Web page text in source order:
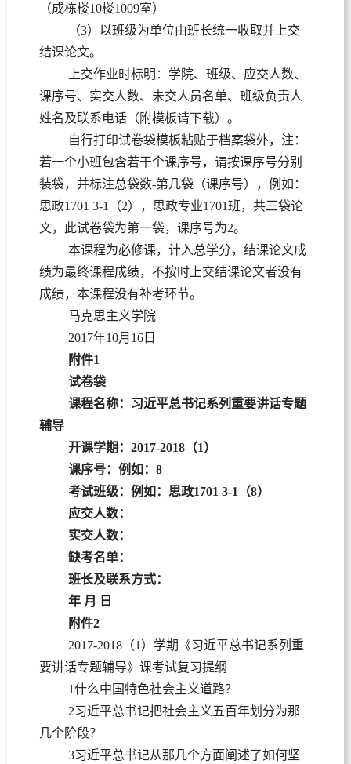
（成栋楼10楼1009室）
（3）以班级为单位由班长统一收取并上交
结课论文。
上交作业时标明：学院、班级、应交人数、
课序号、实交人数、未交人员名单、班级负责人
姓名及联系电话（附模板请下载）。
自行打印试卷袋模板粘贴于档案袋外，注：
若一个小班包含若干个课序号，请按课序号分别
装袋，并标注总袋数-第几袋（课序号），例如：
思政1701 3-1（2），思政专业1701班，共三袋论
文，此试卷袋为第一袋，课序号为2。
本课程为必修课，计入总学分，结课论文成
绩为最终课程成绩，不按时上交结课论文者没有
成绩，本课程没有补考环节。
马克思主义学院
2017年10月16日
附件1
试卷袋
课程名称：习近平总书记系列重要讲话专题
辅导
开课学期：2017-2018（1）
课序号：例如：8
考试班级：例如：思政1701 3-1（8）
应交人数：
实交人数：
缺考名单：
班长及联系方式：
年 月 日
附件2
2017-2018（1）学期《习近平总书记系列重
要讲话专题辅导》课考试复习提纲
1什么中国特色社会主义道路？
2习近平总书记把社会主义五百年划分为那
几个阶段？
3习近平总书记从那几个方面阐述了如何坚